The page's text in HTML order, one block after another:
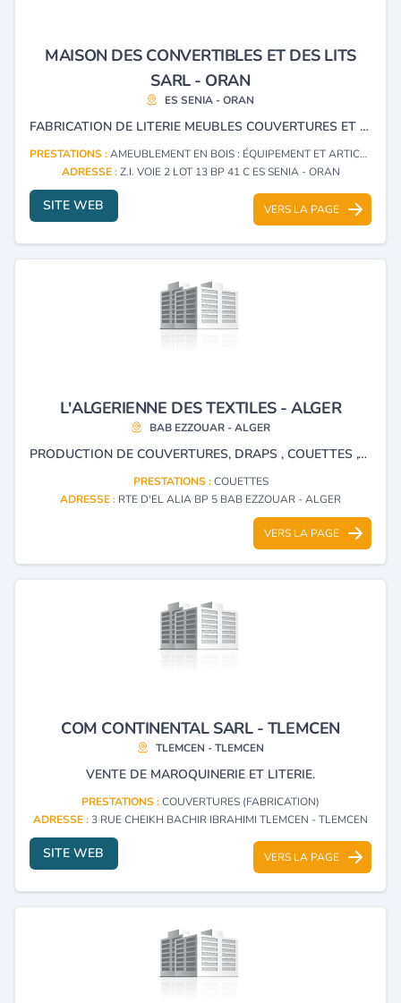
MAISON DES CONVERTIBLES ET DES LITS
SARL - ORAN
ES SENIA - ORAN
FABRICATION DE LITERIE MEUBLES COUVERTURES ET COUETTES FAUTEUILS AMÉNAGEMENT DE RESTAURANTS CAFETERIAS PIZZERIAS HÔTELS HÔPITAUX ET RÉFECTION DE TOUT MOBILIER MÊME MÉDICAL.
PRESTATIONS :AMEUBLEMENT EN BOIS : ÉQUIPEMENT ET ARTICLES (FABRICATION)
ADRESSE :Z.I. VOIE 2 LOT 13 BP 41 C ES SENIA - ORAN
SITE WEB VERS LA PAGE
L'ALGERIENNE DES TEXTILES - ALGER
BAB EZZOUAR - ALGER
PRODUCTION DE COUVERTURES, DRAPS , COUETTES ,OREILLERS.. ECT.
PRESTATIONS :COUETTES
ADRESSE : RTE D'EL ALIA BP 5 BAB EZZOUAR - ALGER
VERS LA PAGE
COM CONTINENTAL SARL - TLEMCEN
TLEMCEN - TLEMCEN
VENTE DE MAROQUINERIE ET LITERIE.
PRESTATIONS :COUVERTURES (FABRICATION)
ADRESSE :3 RUE CHEIKH BACHIR IBRAHIMI TLEMCEN - TLEMCEN
SITE WEB VERS LA PAGE